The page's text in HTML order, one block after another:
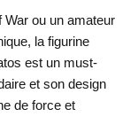
War ou un amateur
la figurine
est un must-
et son design
de force et